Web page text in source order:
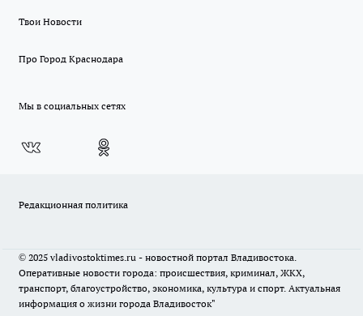
Твои Новости
Про Город Краснодара
Мы в социальных сетях
Редакционная политика
© 2025 vladivostoktimes.ru - новостной портал Владивостока.
Оперативные новости города: происшествия, криминал, ЖКХ,
транспорт, благоустройство, экономика, культура и спорт. Актуальная
информация о жизни города Владивосток"